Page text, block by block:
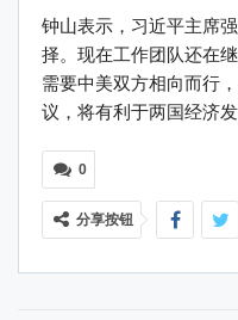
钟山表示，习近平主席
择。现在工作团队还在
需要中美双方相向而行
议，将有利于两国经济
0
分享按钮